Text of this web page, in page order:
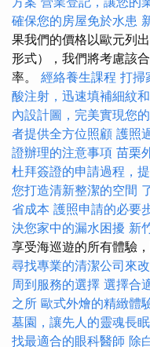
確保您的房屋免於水患
果我們的價格以歐元列
形式），我們將考慮該
率。 經絡養生課程 打掃
酸注射，迅速填補細紋
內設計圖，完美實現您
者提供全方位照顧 護照
證辦理的注意事項 苗栗
杜拜簽證的申請過程，
您打造清新整潔的空間
省成本 護照申請的必要
決您家中的漏水困擾 新
享受海巡遊的所有體驗
尋找專業的清潔公司來
周到服務的選擇 選擇合
之所 歐式外燴的精緻體
墓園，讓先人的靈魂長
找最適合的眼科醫師 除